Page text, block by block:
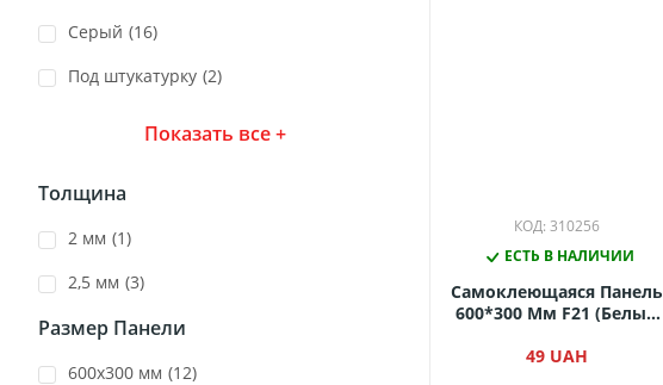
КОД: 310256
ЕСТЬ В НАЛИЧИИ
Самоклеющаяся Панель
600*300 Мм F21 (белый
49 UAH
Серый (16)
Под штукатурку (2)
Показать все +
Толщина
2 мм (1)
2,5 мм (3)
Размер Панели
600х300 мм (12)